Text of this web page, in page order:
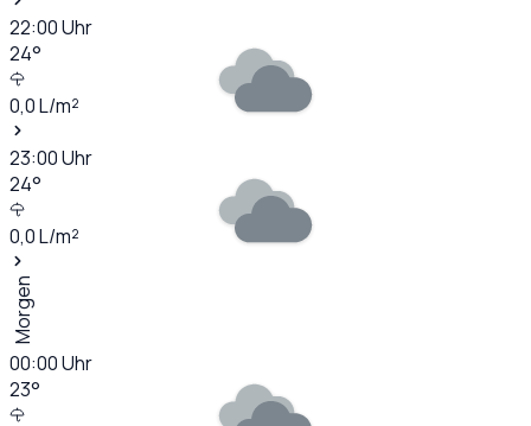
22:00Uhr
24°
0,0L/m²
23:00Uhr
24°
0,0L/m²
Morgen
00:00Uhr
23°